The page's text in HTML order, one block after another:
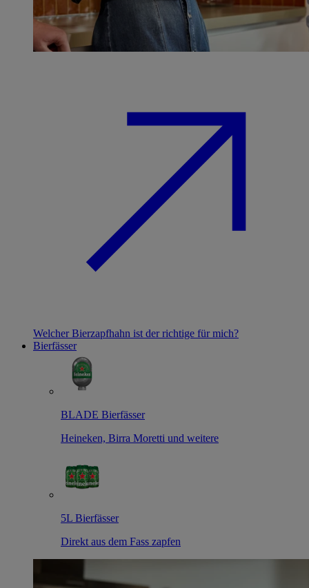
Welcher Bierzapfhahn ist der richtige für mich?
Bierfässer
BLADE Bierfässer
Heineken, Birra Moretti und weitere
5L Bierfässer
Direkt aus dem Fass zapfen